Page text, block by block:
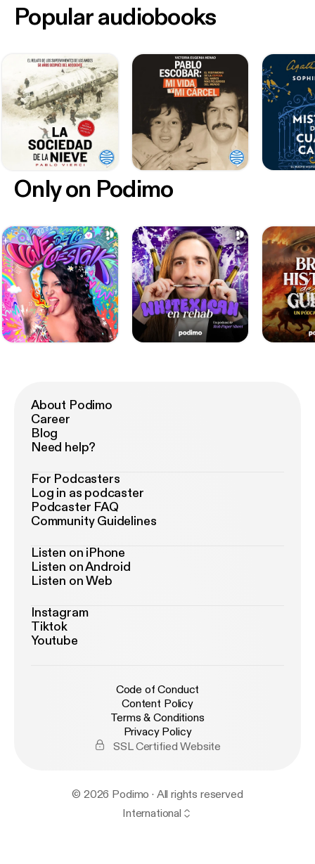
Only on Podimo
Popular audiobooks
About Podimo
Career
Blog
Need help?
For Podcasters
Log in as podcaster
Podcaster FAQ
Community Guidelines
Listen on iPhone
Listen on Android
Listen on Web
Instagram
Tiktok
Youtube
Code of Conduct
Content Policy
Terms & Conditions
Privacy Policy
SSL Certified Website
© 2026 Podimo · All rights reserved
International